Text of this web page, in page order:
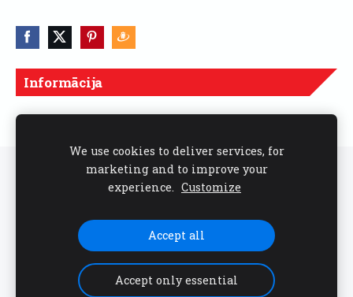
Informācija
Cenas norādītas ar PVN
Sīkdatnes
Seko mums sociālajos tīklos
We use cookies to deliver services, for
marketing and to improve your
experience. Customize
Accept all
Accept only essential